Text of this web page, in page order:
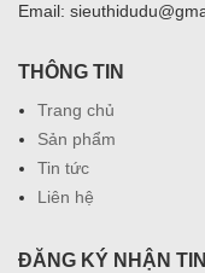
Email:
THÔNG TIN
Trang chủ
Sản phẩm
Tin tức
Liên hệ
ĐĂNG KÝ NHẬN TIN